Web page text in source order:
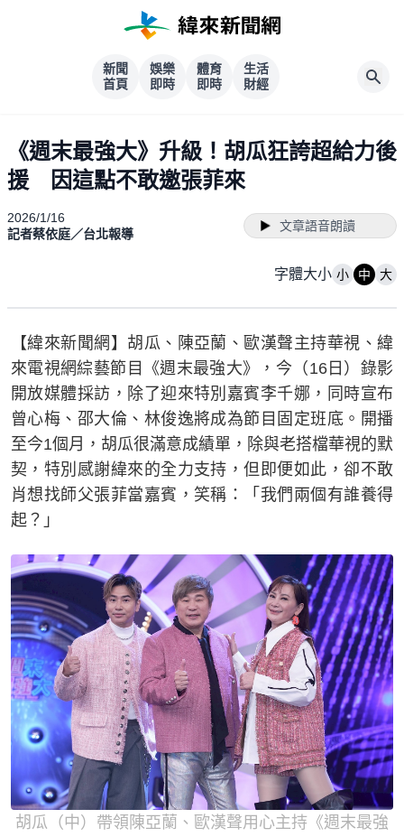
新聞
首頁
娛樂
即時
體育
即時
生活
財經
《週末最強大》升級！胡瓜狂誇超給力後
援 因這點不敢邀張菲來
2026/1/16
記者蔡依庭／台北報導
文章語音朗讀
字體大小 小 中 大
【緯來新聞網】胡瓜、陳亞蘭、歐漢聲主持華視、緯
來電視網綜藝節目《週末最強大》，今（16日）錄影
開放媒體採訪，除了迎來特別嘉賓李千娜，同時宣布
曾心梅、邵大倫、林俊逸將成為節目固定班底。開播
至今1個月，胡瓜很滿意成績單，除與老搭檔華視的默
契，特別感謝緯來的全力支持，但即便如此，卻不敢
肖想找師父張菲當嘉賓，笑稱：「我們兩個有誰養得
起？」
胡瓜（中）帶領陳亞蘭、歐漢聲用心主持《週末最強